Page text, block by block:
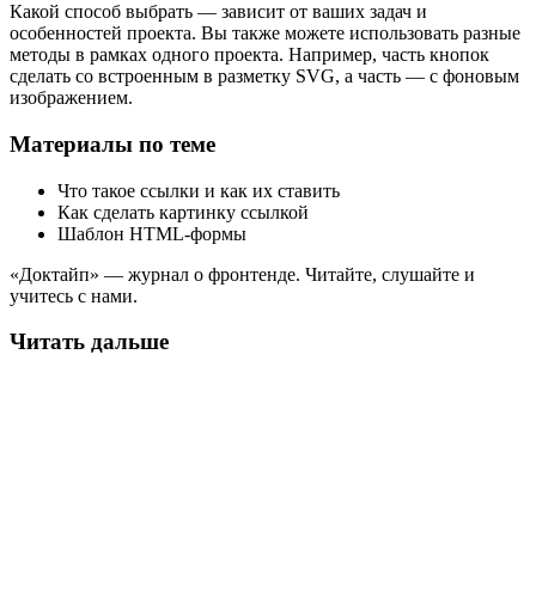
Какой способ выбрать — зависит от ваших задач и
особенностей проекта. Вы также можете использовать разные
методы в рамках одного проекта. Например, часть кнопок
сделать со встроенным в разметку SVG, а часть — с фоновым
изображением.
Материалы по теме
Что такое ссылки и как их ставить
Как сделать картинку ссылкой
Шаблон HTML-формы
«Доктайп» — журнал о фронтенде. Читайте, слушайте и
учитесь с нами.
Читать дальше